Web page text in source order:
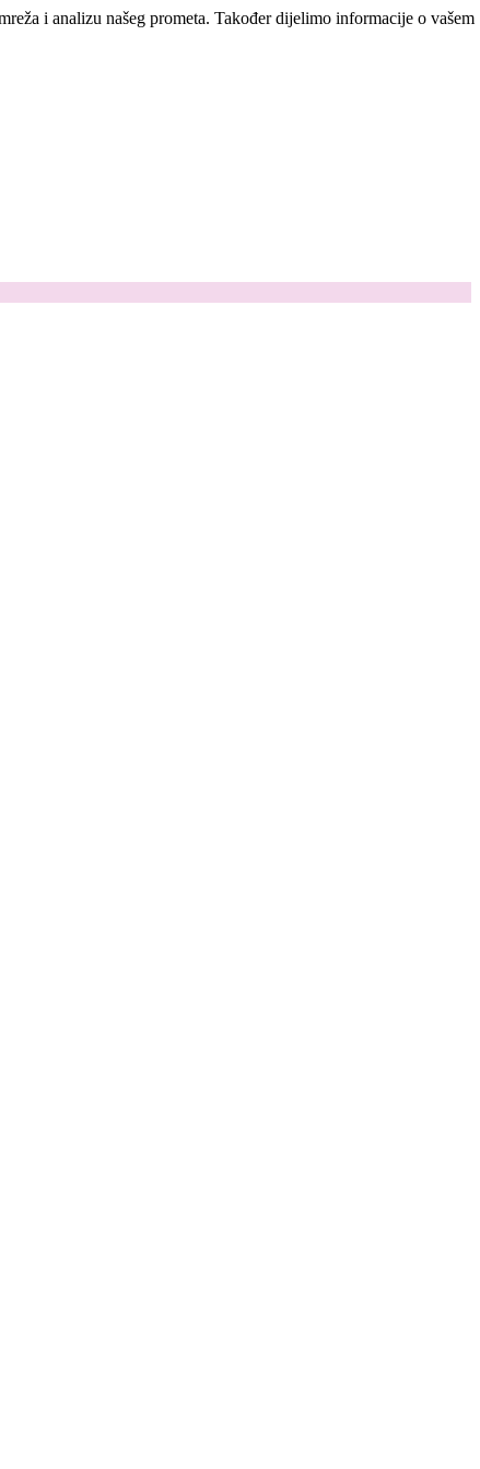
i analizu našeg prometa. Također dijelimo informacije o vašem